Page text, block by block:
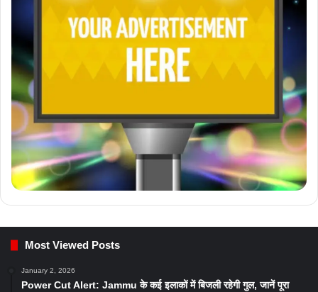
Most Viewed Posts
January 2, 2026
Power Cut Alert: Jammu के कई इलाकों में बिजली रहेगी गुल, जानें पूरा